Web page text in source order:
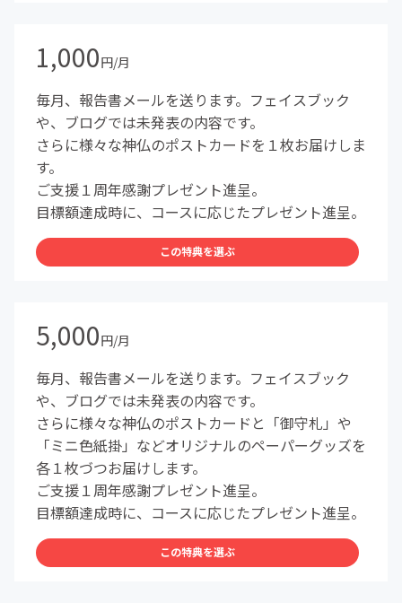
1,000円/月
毎月、報告書メールを送ります。フェイスブック
や、ブログでは未発表の内容です。
さらに様々な神仏のポストカードを１枚お届けしま
す。
ご支援１周年感謝プレゼント進呈。
目標額達成時に、コースに応じたプレゼント進呈。
この特典を選ぶ
5,000円/月
毎月、報告書メールを送ります。フェイスブック
や、ブログでは未発表の内容です。
さらに様々な神仏のポストカードと「御守札」や
「ミニ色紙掛」などオリジナルのペーパーグッズを
各１枚づつお届けします。
ご支援１周年感謝プレゼント進呈。
目標額達成時に、コースに応じたプレゼント進呈。
この特典を選ぶ